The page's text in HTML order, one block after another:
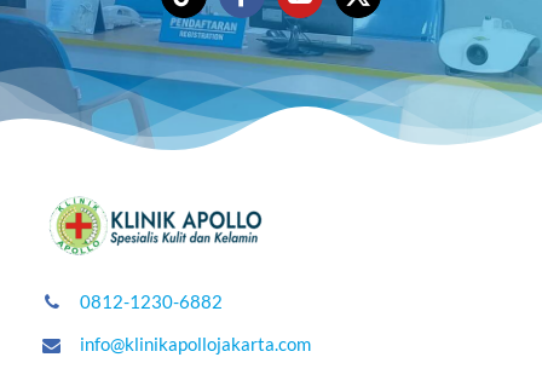
0812-1230-6882
info@klinikapollojakarta.com